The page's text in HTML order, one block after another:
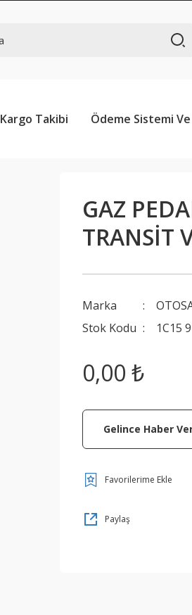
Kargo Takibi Ödeme Sistemi
GAZ
TRANSİT
Marka
Stok Kodu
1C15
0,00 ₺
Gelince Haber
Paylaş